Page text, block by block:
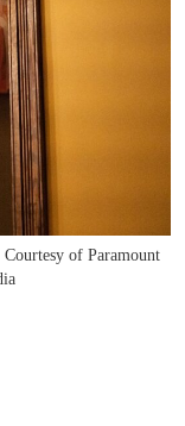
of Paramount